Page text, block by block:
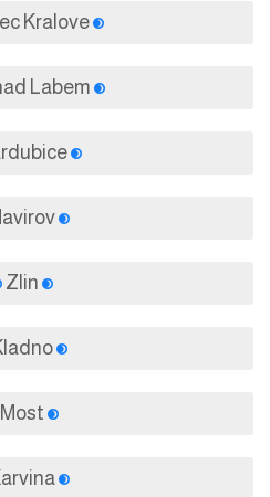
Hradec Kralove